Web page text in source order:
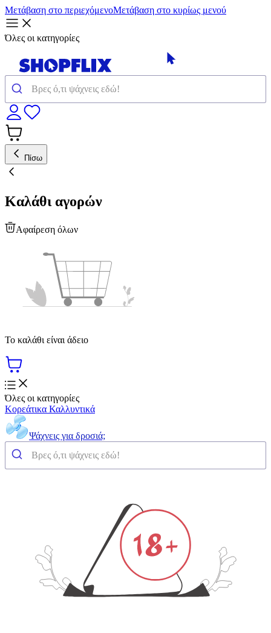
Μετάβαση στο περιεχόμενοΜετάβαση στο κυρίως μενού
Όλες οι κατηγορίες
Πίσω
Καλάθι αγορών
Αφαίρεση όλων
Το καλάθι είναι άδειο
Όλες οι κατηγορίες
Κορεάτικα Καλλυντικά
Ψάχνεις για δροσιά;